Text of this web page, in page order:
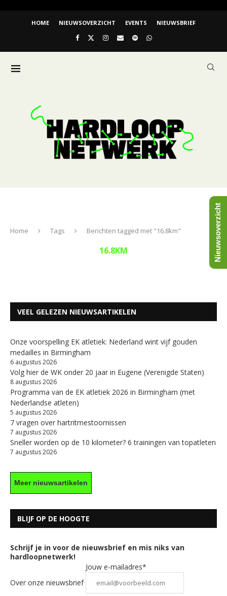
HOME NIEUWSOVERZICHT EVENTS NIEUWSBRIEF
Home Tags Berichten tagged met "16.8km"
16.8KM
VEEL GELEZEN NIEUWSARTIKELEN
Onze voorspelling EK atletiek: Nederland wint vijf gouden
medailles in Birmingham
6 augustus 2026
Volg hier de WK onder 20 jaar in Eugene (Verenigde Staten)
8 augustus 2026
Programma van de EK atletiek 2026 in Birmingham (met
Nederlandse atleten)
5 augustus 2026
7 vragen over hartritmestoornissen
7 augustus 2026
Sneller worden op de 10 kilometer? 6 trainingen van topatleten
7 augustus 2026
Meer nieuwsartikelen
BLIJF OP DE HOOGTE
Schrijf je in voor de nieuwsbrief en mis niks van
hardloopnetwerk!
Over onze nieuwsbrief
Jouw e-mailadres*
Nieuwsoverzicht